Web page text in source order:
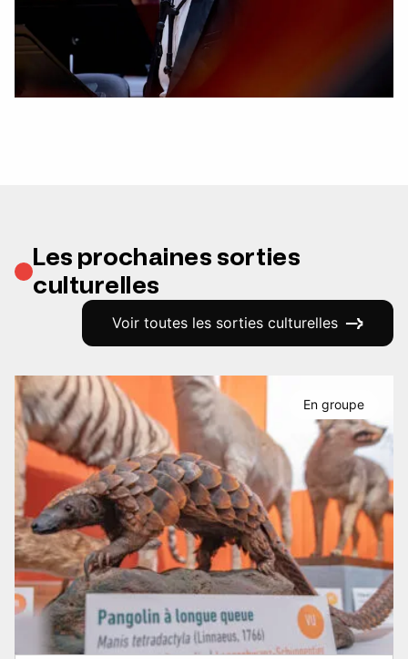
Les prochaines sorties
culturelles
Voir toutes les sorties culturelles
En groupe